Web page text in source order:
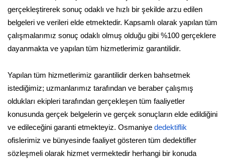
gerçekleştirerek sonuç odaklı ve hızlı bir şekilde arzu edilen
belgeleri ve verileri elde etmektedir. Kapsamlı olarak yapılan tüm
çalışmalarımız sonuç odaklı olmuş olduğu gibi %100 gerçeklere
dayanmakta ve yapılan tüm hizmetlerimiz garantilidir.
Yapılan tüm hizmetlerimiz garantilidir derken bahsetmek
istediğimiz; uzmanlarımız tarafından ve beraber çalışmış
oldukları ekipleri tarafından gerçekleşen tüm faaliyetler
konusunda gerçek belgelerin ve gerçek sonuçların elde edildiğini
ve edileceğini garanti etmekteyiz. Osmaniye dedektiflik
ofislerimiz ve bünyesinde faaliyet gösteren tüm dedektifler
sözleşmeli olarak hizmet vermektedir herhangi bir konuda